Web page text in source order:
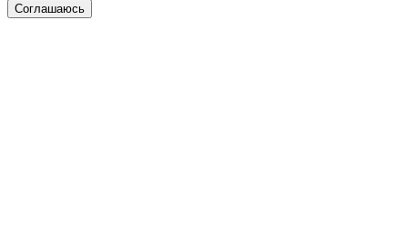
Соглашаюсь